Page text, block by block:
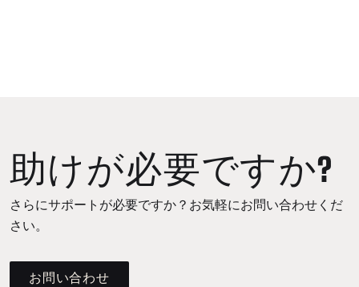
助けが必要ですか?
さらにサポートが必要ですか？お気軽にお問い合わせくだ
さい。
お問い合わせ